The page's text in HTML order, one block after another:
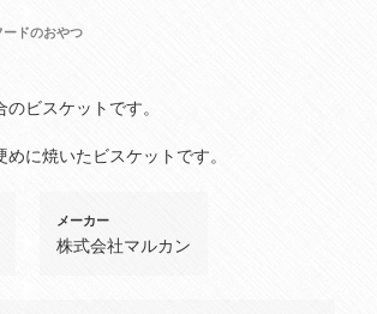
ードのおやつ
ビスケットです。
に焼いたビスケットです。
メーカー
株式会社マルカン